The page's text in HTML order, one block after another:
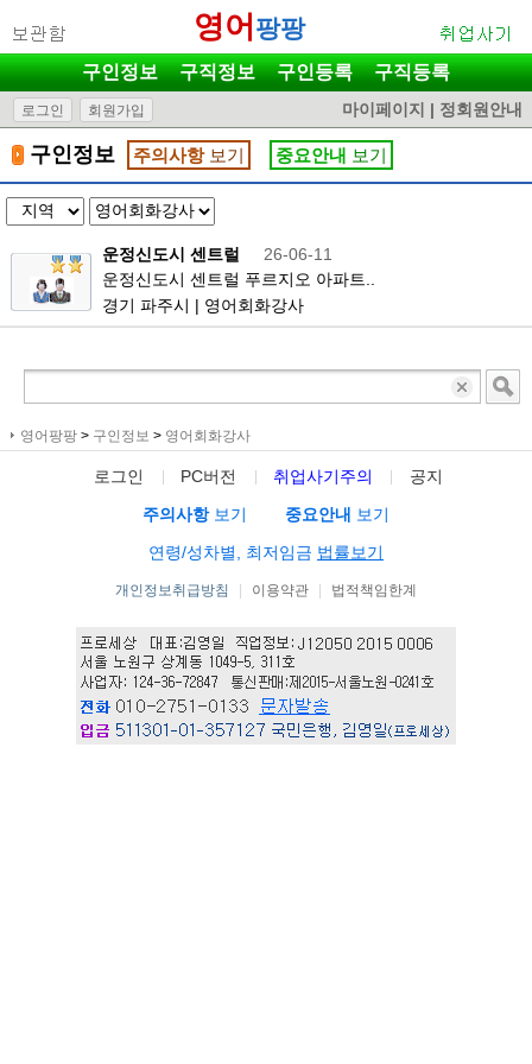
영어 팡팡
구인정보 구직정보 구인등록 구직등록
로그인 회원가입 마이페이지 | 정회원안내
구인정보 주의사항 보기 중요안내 보기
운정신도시 센트럴
26-06-11
운정신도시 센트럴 푸르지오 아파트..
경기 파주시 | 영어회화강사
영어팡팡 > 구인정보 > 영어회화강사
로그인 PC버전 취업사기주의
공지
주의사항 보기 중요안내 보기
연령/성차별, 최저임금 법률보기
개인정보취급방침 | 이용약관 | 법적책임한계